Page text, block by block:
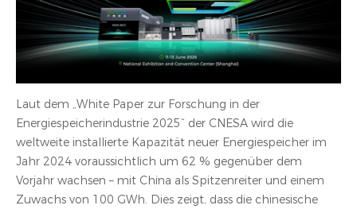
Laut dem „White Paper zur Forschung in der
Energiespeicherindustrie 2025“ der CNESA wird die
weltweite installierte Kapazität neuer Energiespeicher im
Jahr 2024 voraussichtlich um 62 % gegenüber dem
Vorjahr wachsen – mit China als Spitzenreiter und einem
Zuwachs von 100 GWh. Dies zeigt, dass die chinesische